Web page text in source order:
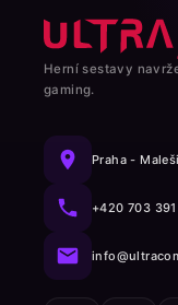
Herní sestavy
gaming.
Praha -
+420 703 391